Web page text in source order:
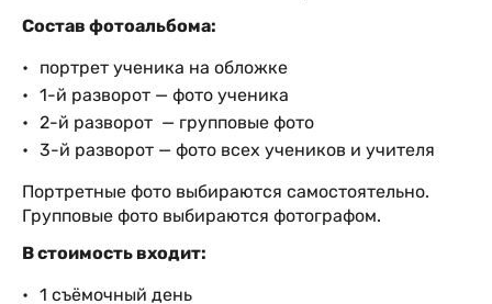
Состав фотоальбома:
портрет ученика на обложке
1-й разворот — фото ученика
2-й разворот — групповые фото
3-й разворот — фото всех учеников и учителя
Портретные фото выбираются самостоятельно.
Групповые фото выбираются фотографом.
В стоимость входит:
1 съёмочный день